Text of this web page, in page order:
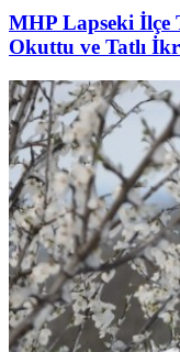
MHP Lapseki İlçe
Okuttu ve Tatlı